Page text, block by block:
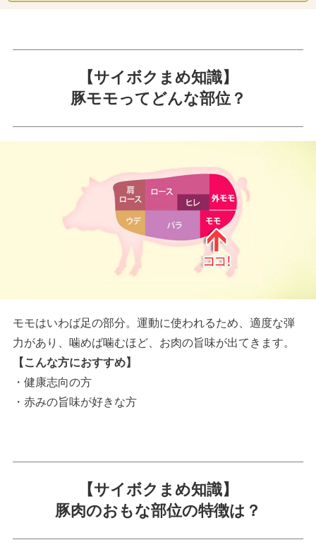
【サイボクまめ知識】
豚モモってどんな部位？
モモはいわば足の部分。運動に使われるため、適度な弾
力があり、噛めば噛むほど、お肉の旨味が出てきます。
【こんな方におすすめ】
・健康志向の方
・赤みの旨味が好きな方
【サイボクまめ知識】
豚肉のおもな部位の特徴は？